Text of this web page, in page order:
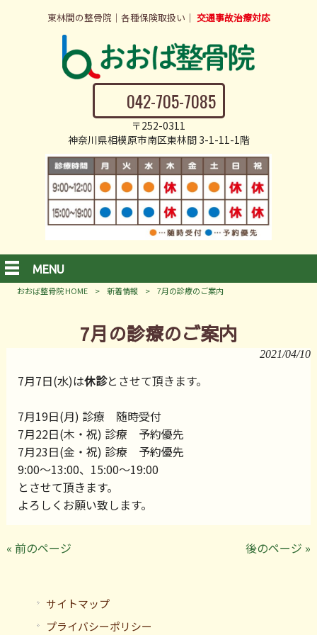
東林間の整骨院｜各種保険取扱い｜ 交通事故治療対応
042-705-7085
〒252-0311
神奈川県相模原市南区東林間 3-1-11-1階
MENU
おおば整骨院 HOME > 新着情報 > 7月の診療のご案内
7月の診療のご案内
2021/04/10
7月7日(水)は休診とさせて頂きます。
7月19日(月) 診療 随時受付
7月22日(木・祝) 診療 予約優先
7月23日(金・祝) 診療 予約優先
9:00〜13:00、15:00〜19:00
とさせて頂きます。
よろしくお願い致します。
« 前のページ 後のページ »
サイトマップ
プライバシーポリシー